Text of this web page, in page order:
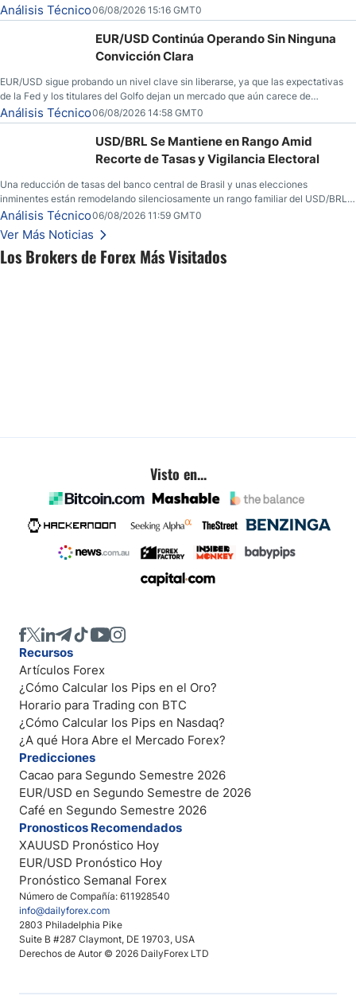
Los Brokers de Forex Más Visitados
dominado al mercado en las últimas semanas.
Análisis Técnico06/08/2026 15:16 GMT0
EUR/USD Continúa Operando Sin Ninguna
Convicción Clara
EUR/USD sigue probando un nivel clave sin liberarse, ya que las expectativas
de la Fed y los titulares del Golfo dejan un mercado que aún carece de
convicción real.
Análisis Técnico06/08/2026 14:58 GMT0
USD/BRL Se Mantiene en Rango Amid
Recorte de Tasas y Vigilancia Electoral
Una reducción de tasas del banco central de Brasil y unas elecciones
inminentes están remodelando silenciosamente un rango familiar del USD/BRL.
Una reducción de tasas por parte del banco central de Brasil y unas elecciones
inminentes están remodelando silenciosamente un rango familiar del USD/BRL.
Esto es lo que los traders están observando a continuación.
Análisis Técnico06/08/2026 11:59 GMT0
Ver Más Noticias
Visto en...
Número de Compañía: 611928540
info@dailyforex.com
2803 Philadelphia Pike
Suite B #287 Claymont, DE 19703, USA
Derechos de Autor © 2026 DailyForex LTD
Recursos
Artículos Forex
¿Cómo Calcular los Pips en el Oro?
Horario para Trading con BTC
¿Cómo Calcular los Pips en Nasdaq?
¿A qué Hora Abre el Mercado Forex?
Predicciones
Cacao para Segundo Semestre 2026
EUR/USD en Segundo Semestre de 2026
Café en Segundo Semestre 2026
Pronosticos Recomendados
XAUUSD Pronóstico Hoy
EUR/USD Pronóstico Hoy
Pronóstico Semanal Forex